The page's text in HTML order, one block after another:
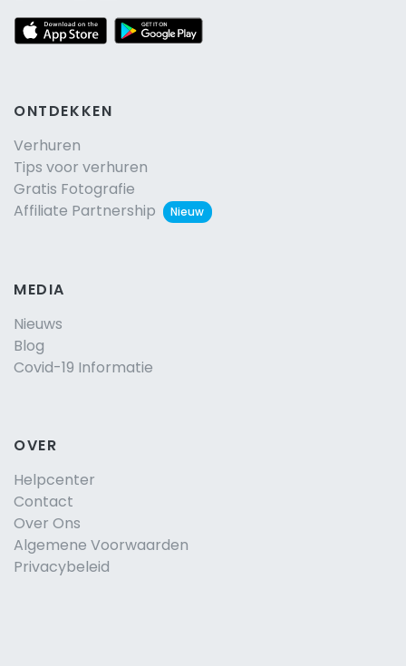
ONTDEKKEN
Verhuren
Tips voor verhuren
Gratis Fotografie
Affiliate Partnership
Nieuw
MEDIA
Nieuws
Blog
Covid-19 Informatie
OVER
Helpcenter
Contact
Over Ons
Algemene Voorwaarden
Privacybeleid